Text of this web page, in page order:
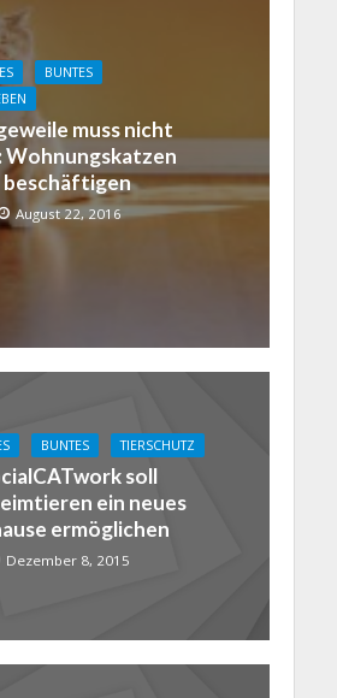
BUNTES
muss nicht
Wohnungskatzen
beschäftigen
August 22, 2016
BUNTES TIERSCHUTZ
soll
ein neues
ermöglichen
Dezember 8, 2015